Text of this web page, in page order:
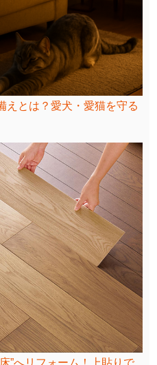
えとは？愛犬・愛猫を守る
”へリフォーム！上貼りで